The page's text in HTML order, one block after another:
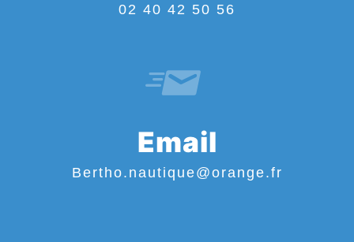
02 40 42 50 56
Email
bertho.nautique@orange.fr